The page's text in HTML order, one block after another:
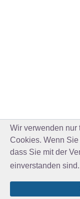
Wir verwenden
Cookies. Wenn
dass Sie mit der
einverstanden sind.